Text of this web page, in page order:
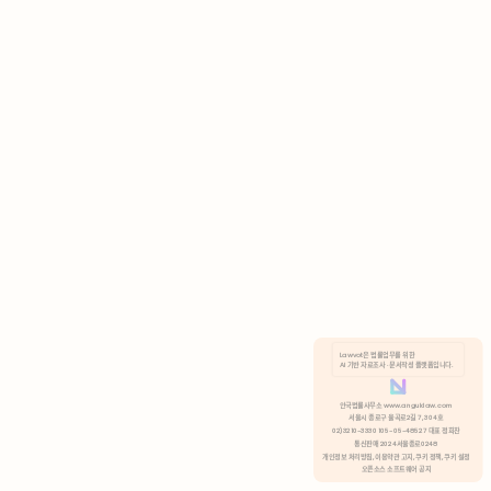
분석 쿠키 허용
Lawvot은 법률업무를 위한
AI 기반 자료조사 · 문서작성 플랫폼입니다.
안국법률사무소 www.anguklaw.com
서울시 종로구 율곡로2길 7, 304호
02)3210-3330 105-05-48527 대표 정희찬
통신판매 2024서울종로0248
개인정보 처리방침, 이용약관 고지, 쿠키 정책, 쿠키 설정
오픈소스 소프트웨어 공지